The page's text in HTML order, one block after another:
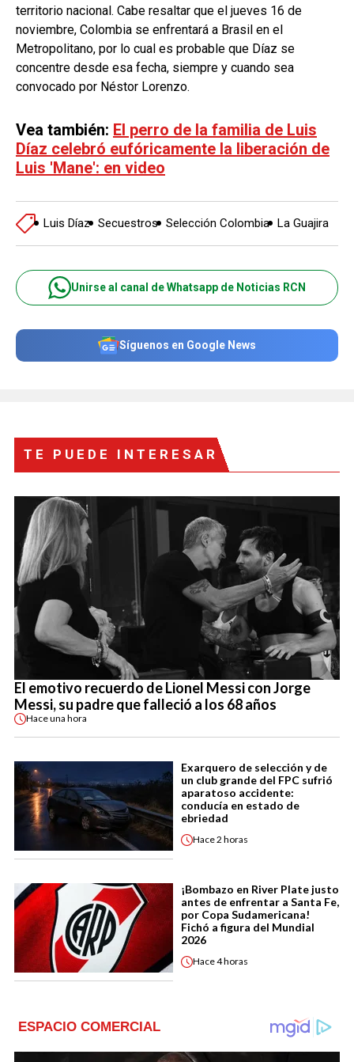
territorio nacional. Cabe resaltar que el jueves 16 de
noviembre, Colombia se enfrentará a Brasil en el
Metropolitano, por lo cual es probable que Díaz se
concentre desde esa fecha, siempre y cuando sea
convocado por Néstor Lorenzo.
Vea también: El perro de la familia de Luis
Díaz celebró eufóricamente la liberación de
Luis 'Mane': en video
Luis Díaz Secuestros Selección Colombia La Guajira
Unirse al canal de Whatsapp de Noticias RCN
Síguenos en Google News
TE PUEDE INTERESAR
El emotivo recuerdo de Lionel Messi con Jorge
Messi, su padre que falleció a los 68 años
Haceuna hora
Exarquero de selección y de
un club grande del FPC sufrió
aparatoso accidente:
conducía en estado de
ebriedad
Hace2 horas
¡Bombazo en River Plate justo
antes de enfrentar a Santa Fe,
por Copa Sudamericana!
Fichó a figura del Mundial
2026
Hace4 horas